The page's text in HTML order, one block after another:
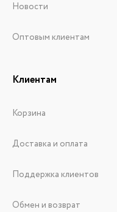
Новости
Оптовым клиентам
Клиентам
Корзина
Доставка и оплата
Поддержка клиентов
Обмен и возврат